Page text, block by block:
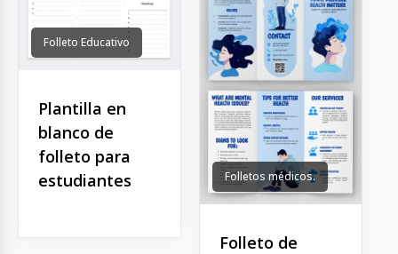
Folleto Educativo
Plantilla en
blanco de
folleto para
estudiantes
Folletos médicos.
Folleto de